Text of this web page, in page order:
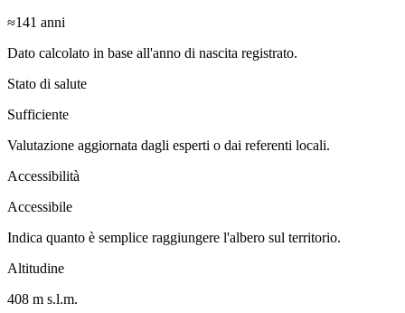
≈141 anni
Dato calcolato in base all'anno di nascita registrato.
Stato di salute
Sufficiente
Valutazione aggiornata dagli esperti o dai referenti locali.
Accessibilità
Accessibile
Indica quanto è semplice raggiungere l'albero sul territorio.
Altitudine
408 m s.l.m.